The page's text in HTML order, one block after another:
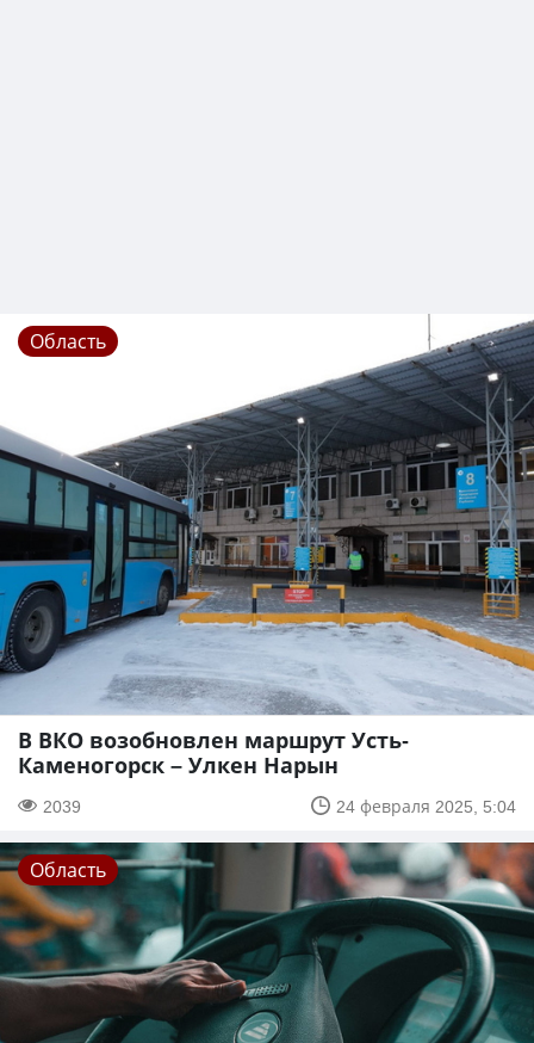
Область
В ВКО возобновлен маршрут Усть-
Каменогорск – Улкен Нарын
2039 24 февраля 2025, 5:04
Область